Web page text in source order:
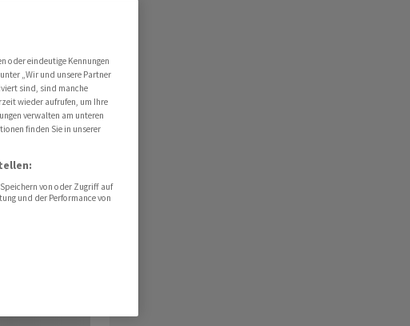
oder eindeutige Kennungen
„Wir und unsere Partner
sind, sind manche
wieder aufrufen, um Ihre
verwalten am unteren
finden Sie in unserer
von oder Zugriff auf
und der Performance von